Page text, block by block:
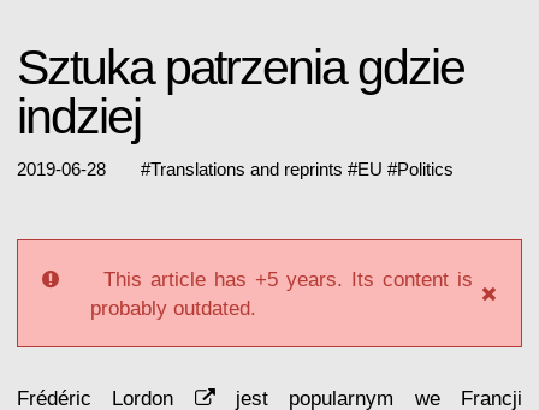
Sztuka patrzenia gdzie
indziej
2019-06-28 #Translations and reprints #EU #Politics
This article has +5 years. Its content is
probably outdated.
Frédéric Lordon
jest popularnym we Francji